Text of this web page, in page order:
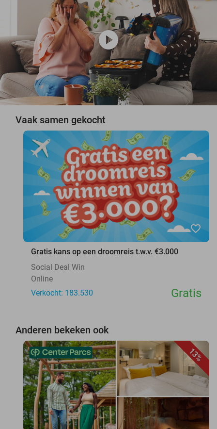
play_circle
Vaak samen gekocht
favorite_border
Gratis kans op een droomreis t.w.v. €3.000
Social Deal Win
Online
Verkocht: 183.530
Gratis
Anderen bekeken ook
13%